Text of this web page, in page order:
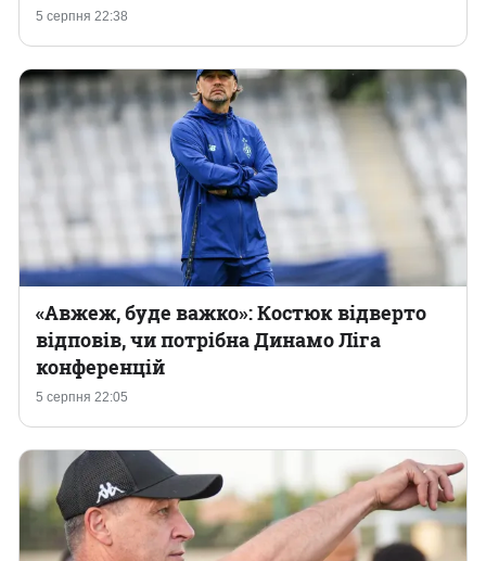
5 серпня 22:38
5 серпня 22:05
«Авжеж, буде важко»: Костюк відверто
відповів, чи потрібна Динамо Ліга
конференцій